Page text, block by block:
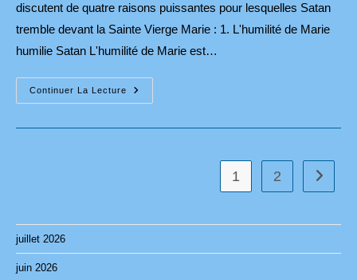
discutent de quatre raisons puissantes pour lesquelles Satan
tremble devant la Sainte Vierge Marie : 1. L'humilité de Marie
humilie Satan L'humilité de Marie est…
Continuer La Lecture
Puissantes
Pour
1 2 Aller à
juillet 2026
juin 2026